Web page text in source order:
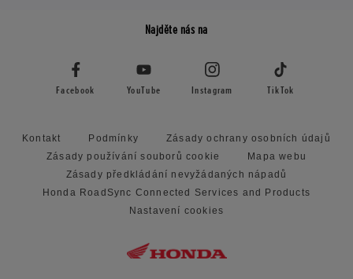
Najděte nás na
Facebook YouTube Instagram TikTok
Kontakt Podmínky
Zásady ochrany osobních údajů
Zásady používání souborů cookie
Mapa webu
Zásady předkládání nevyžádaných nápadů
Honda RoadSync Connected Services and Products
Nastavení cookies